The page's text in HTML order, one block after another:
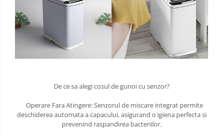
De ce sa alegi cosul de gunoi cu senzor?
Operare Fara Atingere: Senzorul de miscare integrat permite
deschiderea automata a capacului, asigurand o igiena perfecta si
prevenind raspandirea bacteriilor.